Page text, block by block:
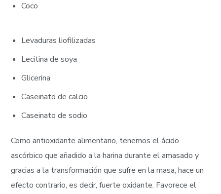
Coco
Levaduras liofilizadas
Lecitina de soya
Glicerina
Caseinato de calcio
Caseinato de sodio
Como antioxidante alimentario, tenemos el ácido
ascórbico que añadido a la harina durante el amasado y
gracias a la transformación que sufre en la masa, hace un
efecto contrario, es decir, fuerte oxidante. Favorece el